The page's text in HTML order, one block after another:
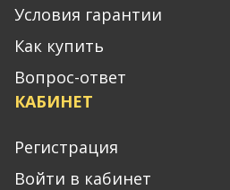
Условия гарантии
Как купить
Вопрос-ответ
КАБИНЕТ
Регистрация
Войти в кабинет